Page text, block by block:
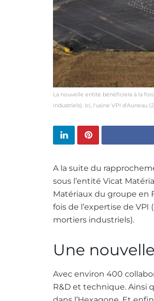
La nouvelle entité bénéficiera à la
industriels). Ici, l'usine VPI d'Auneau
A la suite du
sous l’entité Vicat
Matériaux du groupe en
fois de l’expertise de
mortiers industriels).
Une
Avec environ 400
R&D et technique. Ainsi